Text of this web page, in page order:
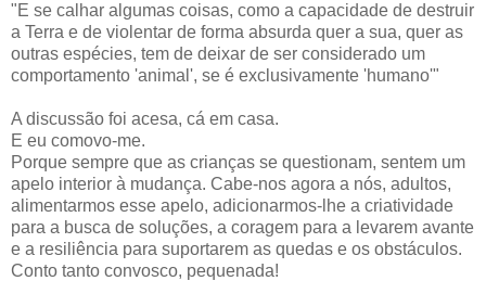
"E se calhar algumas coisas, como a capacidade de destruir
a Terra e de violentar de forma absurda quer a sua, quer as
outras espécies, tem de deixar de ser considerado um
comportamento 'animal', se é exclusivamente 'humano'"
A discussão foi acesa, cá em casa.
E eu comovo-me.
Porque sempre que as crianças se questionam, sentem um
apelo interior à mudança. Cabe-nos agora a nós, adultos,
alimentarmos esse apelo, adicionarmos-lhe a criatividade
para a busca de soluções, a coragem para a levarem avante
e a resiliência para suportarem as quedas e os obstáculos.
Conto tanto convosco, pequenada!